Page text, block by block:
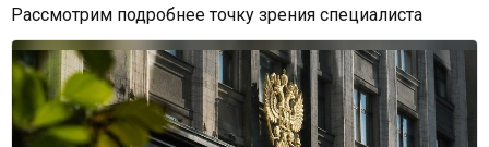
Рассмотрим подробнее точку зрения специалиста